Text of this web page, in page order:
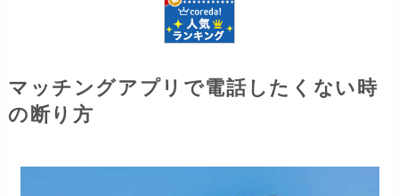
マッチングアプリで電話したくない時
の断り方